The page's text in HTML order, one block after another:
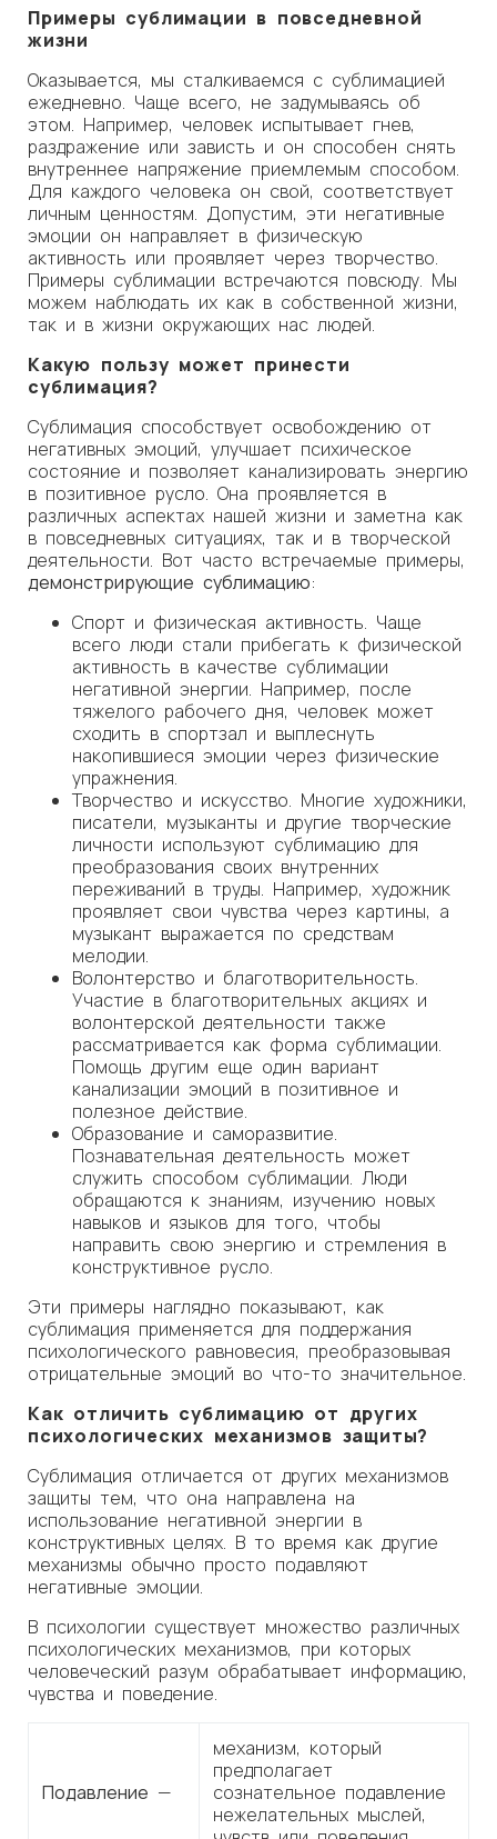
Примеры сублимации в повседневной
жизни
Оказывается, мы сталкиваемся с сублимацией
ежедневно. Чаще всего, не задумываясь об
этом. Например, человек испытывает гнев,
раздражение или зависть и он способен снять
внутреннее напряжение приемлемым способом.
Для каждого человека он свой, соответствует
личным ценностям. Допустим, эти негативные
эмоции он направляет в физическую
активность или проявляет через творчество.
Примеры сублимации встречаются повсюду. Мы
можем наблюдать их как в собственной жизни,
так и в жизни окружающих нас людей.
Какую пользу может принести
сублимация?
Сублимация способствует освобождению от
негативных эмоций, улучшает психическое
состояние и позволяет канализировать энергию
в позитивное русло. Она проявляется в
различных аспектах нашей жизни и заметна как
в повседневных ситуациях, так и в творческой
деятельности. Вот часто встречаемые примеры,
демонстрирующие сублимацию:
Спорт и физическая активность. Чаще
всего люди стали прибегать к физической
активность в качестве сублимации
негативной энергии. Например, после
тяжелого рабочего дня, человек может
сходить в спортзал и выплеснуть
накопившиеся эмоции через физические
упражнения.
Творчество и искусство. Многие художники,
писатели, музыканты и другие творческие
личности используют сублимацию для
преобразования своих внутренних
переживаний в труды. Например, художник
проявляет свои чувства через картины, а
музыкант выражается по средствам
мелодии.
Волонтерство и благотворительность.
Участие в благотворительных акциях и
волонтерской деятельности также
рассматривается как форма сублимации.
Помощь другим еще один вариант
канализации эмоций в позитивное и
полезное действие.
Образование и саморазвитие.
Познавательная деятельность может
служить способом сублимации. Люди
обращаются к знаниям, изучению новых
навыков и языков для того, чтобы
направить свою энергию и стремления в
конструктивное русло.
Эти примеры наглядно показывают, как
сублимация применяется для поддержания
психологического равновесия, преобразовывая
отрицательные эмоций во что-то значительное.
Как отличить сублимацию от других
психологических механизмов защиты?
Сублимация отличается от других механизмов
защиты тем, что она направлена на
использование негативной энергии в
конструктивных целях. В то время как другие
механизмы обычно просто подавляют
негативные эмоции.
В психологии существует множество различных
психологических механизмов, при которых
человеческий разум обрабатывает информацию,
чувства и поведение.
Подавление —
механизм, который
предполагает
сознательное подавление
нежелательных мыслей,